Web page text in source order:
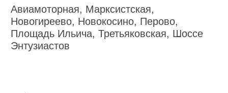
Авиамоторная, Марксистская,
Новогиреево, Новокосино, Перово,
Площадь Ильича, Третьяковская, Шоссе
Энтузиастов